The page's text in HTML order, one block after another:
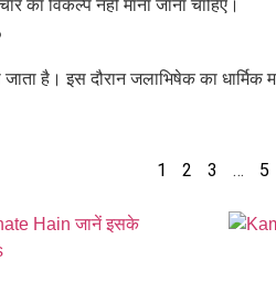
का विकल्प नहीं माना जाना चाहिए।
जाता है। इस दौरान जलाभिषेक का
1 2 3 … 5